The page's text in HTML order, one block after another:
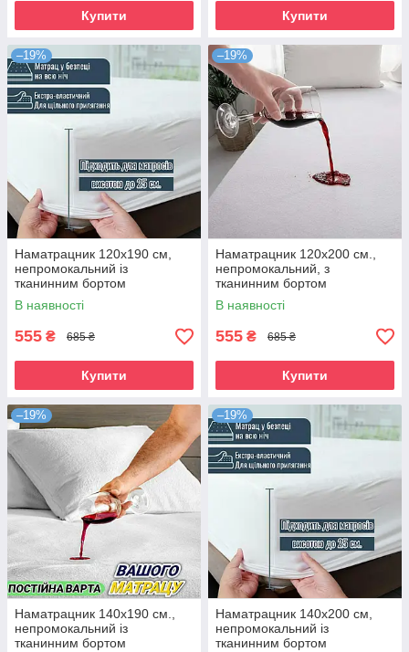
Купити Купити
–19%
Наматрацник 120х190 см,
непромокальний із
тканинним бортом
В наявності
555 ₴ 685 ₴
Купити
–19%
Наматрацник 120х200 см.,
непромокальний, з
тканинним бортом
В наявності
555 ₴ 685 ₴
Купити
–19%
Наматрацник 140х190 см.,
непромокальний із
тканинним бортом
–19%
Наматрацник 140х200 см,
непромокальний із
тканинним бортом